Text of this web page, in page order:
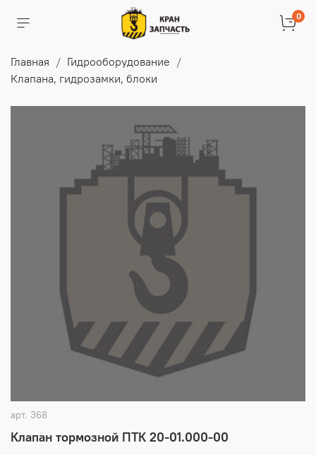
0
Главная
Гидрооборудование
Клапана, гидрозамки, блоки
арт. 368
Клапан тормозной ПТК 20-01.000-00